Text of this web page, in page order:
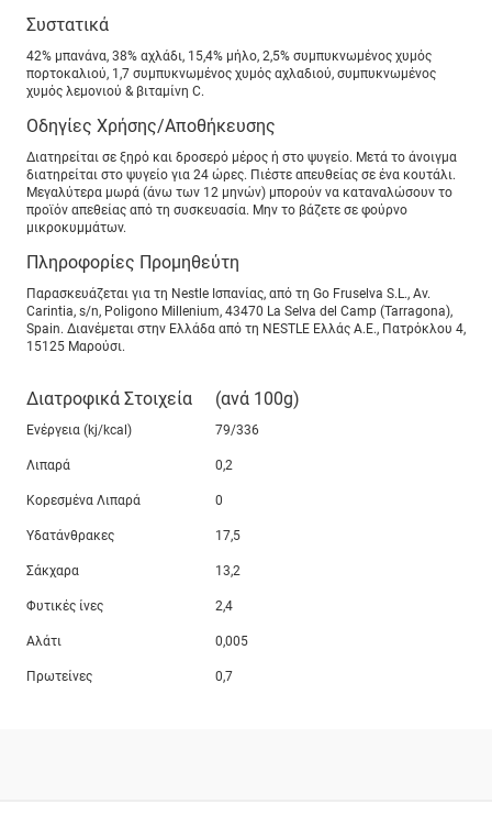
Συστατικά
42% μπανάνα, 38% αχλάδι, 15,4% μήλο, 2,5% συμπυκνωμένος χυμός
πορτοκαλιού, 1,7 συμπυκνωμένος χυμός αχλαδιού, συμπυκνωμένος
χυμός λεμονιού & βιταμίνη C.
Οδηγίες Χρήσης/Αποθήκευσης
Διατηρείται σε ξηρό και δροσερό μέρος ή στο ψυγείο. Μετά το άνοιγμα
διατηρείται στο ψυγείο για 24 ώρες. Πιέστε απευθείας σε ένα κουτάλι.
Μεγαλύτερα μωρά (άνω των 12 μηνών) μπορούν να καταναλώσουν το
προϊόν απεθείας από τη συσκευασία. Μην το βάζετε σε φούρνο
μικροκυμμάτων.
Πληροφορίες Προμηθεύτη
Παρασκευάζεται για τη Nestle Ισπανίας, από τη Go Fruselva S.L., Av.
Carintia, s/n, Poligono Millenium, 43470 La Selva del Camp (Tarragona),
Spain. Διανέμεται στην Ελλάδα από τη NESTLE Ελλάς Α.Ε., Πατρόκλου 4,
15125 Μαρούσι.
Διατροφικά Στοιχεία (ανά 100g)
Ενέργεια (kj/kcal) 79/336
Λιπαρά 0,2
Κορεσμένα Λιπαρά 0
Υδατάνθρακες 17,5
Σάκχαρα 13,2
Φυτικές ίνες 2,4
Αλάτι 0,005
Πρωτείνες 0,7